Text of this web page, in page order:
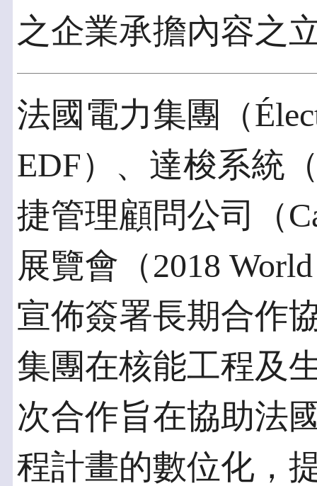
之企業承擔內容之
法國電力集團（
EDF）、達梭系統
捷管理顧問公司（
展覽會（2018
宣佈簽署長期合作
集團在核能工程及
次合作旨在協助法
程計畫的數位化，